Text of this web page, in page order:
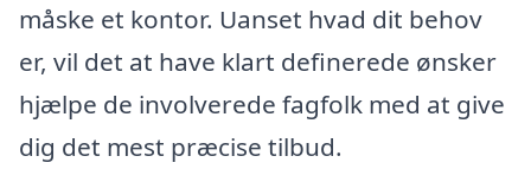
måske et kontor. Uanset hvad dit behov
er, vil det at have klart definerede ønsker
hjælpe de involverede fagfolk med at give
dig det mest præcise tilbud.